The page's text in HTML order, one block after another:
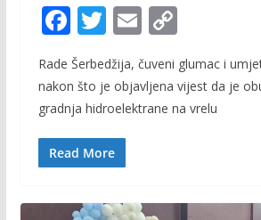
F
ac
e
b
o
o
T
w
itt
er
E
m
ai
l
C
o
p
y
Rade Šerbedžija, čuveni glumac i
nakon što je objavljena vijest da je
gradnja hidroelektrane na vrelu
Read More